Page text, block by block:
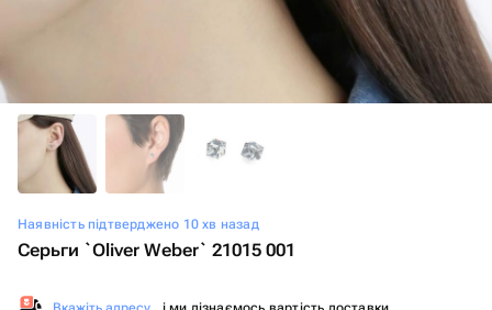
Наявність підтверджено 10 хв назад
Серьги `Oliver Weber` 21015 001